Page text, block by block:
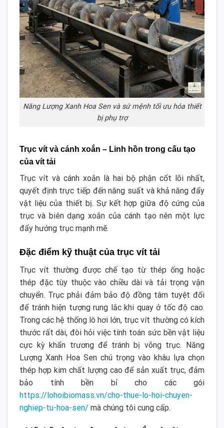
Năng Lượng Xanh Hoa Sen và sứ mệnh tối ưu hóa thiết
bị phụ trợ
Trục vít và cánh xoắn – Linh hồn trong cấu tạo
của vít tải
Trục vít và cánh xoắn là hai bộ phận cốt lõi nhất,
quyết định trực tiếp đến năng suất và khả năng đẩy
vật liệu của thiết bị. Sự kết hợp giữa độ cứng của
trục và biên dạng xoắn của cánh tạo nên một lực
đẩy hướng trục mạnh mẽ.
Đặc điểm kỹ thuật của trục vít tải
Trục vít thường được chế tạo từ thép ống hoặc
thép đặc tùy thuộc vào chiều dài và tải trọng vận
chuyển. Trục phải đảm bảo độ đồng tâm tuyệt đối
để tránh hiện tượng rung lắc khi quay ở tốc độ cao.
Trong các hệ thống lò hơi lớn, trục vít thường có kích
thước rất dài, đòi hỏi việc tính toán sức bền vật liệu
cực kỳ khẩn trương để tránh bị võng trục. Năng
Lượng Xanh Hoa Sen chú trọng vào khâu lựa chọn
thép hợp kim chất lượng cao để sản xuất trục, đảm
bảo tính bền bỉ cho các gói
https://lohoibiomass.vn/cho-thue-lo-hoi-chuyen-
nghiep-tu-hoa-sen/ mà chúng tôi cung cấp.